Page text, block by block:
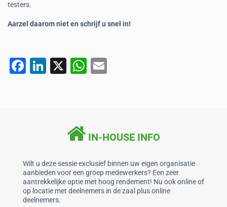
testers.
Aarzel daarom niet en schrijf u snel in!
F
o
k
Li
X
W
A
p
p
IN-HOUSE INFO
Wilt u deze sessie exclusief binnen uw eigen organisatie
aanbieden voor een groep medewerkers? Een zeer
aantrekkelijke optie met hoog rendement! Nu ook online of
op locatie met deelnemers in de zaal plus online
deelnemers.